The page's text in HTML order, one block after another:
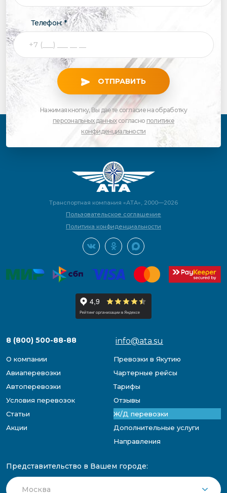
Телефон: *
ОТПРАВИТЬ
Нажимая кнопку, Вы даете согласие на обработку
персональных данныхсогласно политике
конфиденциальности
Транспортная компания «АТА», 2000—2026
Пользовательское соглашение
Политика конфиденциальности
8 (800) 500-88-88 info@ata.su
О компании
Превозки в Якутию
Авиаперевозки
Чартерные рейсы
Автоперевозки
Тарифы
Условия перевозок
Отзывы
Статьи
Ж/Д перевозки
Акции
Дополнительные услуги
Направления
Представительство в Вашем городе: